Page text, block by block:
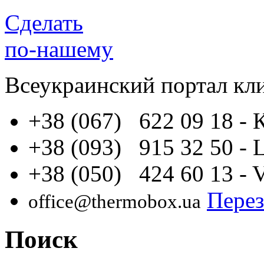
Сделать
по-нашему
Всеукраинский портал
+38 (067) 622 09 18 -
+38 (093) 915 32 50 -
+38 (050) 424 60 13 -
office@thermobox.ua
Поиск